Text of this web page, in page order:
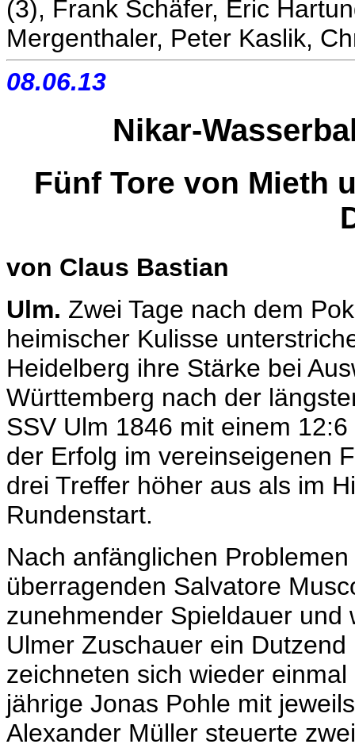
(3), Frank Schäfer, Eric
Mergenthaler, Peter Kaslik,
08.06.13
Nikar-
Fünf Tore von Mieth
von Claus Bastian
Ulm. Zwei Tage nach dem
heimischer Kulisse
Heidelberg ihre Stärke bei
Württemberg nach der
SSV Ulm 1846 mit einem
der Erfolg im vereinseigenen
drei Treffer höher aus als im
Rundenstart.
Nach anfänglichen
überragenden Salvatore
zunehmender Spieldauer
Ulmer Zuschauer ein
zeichneten sich wieder
jährige Jonas Pohle mit
Alexander Müller steuerte